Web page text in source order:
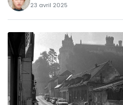
23 avril 2025